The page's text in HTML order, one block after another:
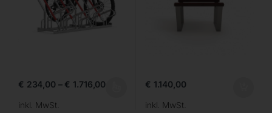
€ 234,00 – € 1.716,00
inkl. MwSt.
€ 1.140,00
inkl. MwSt.